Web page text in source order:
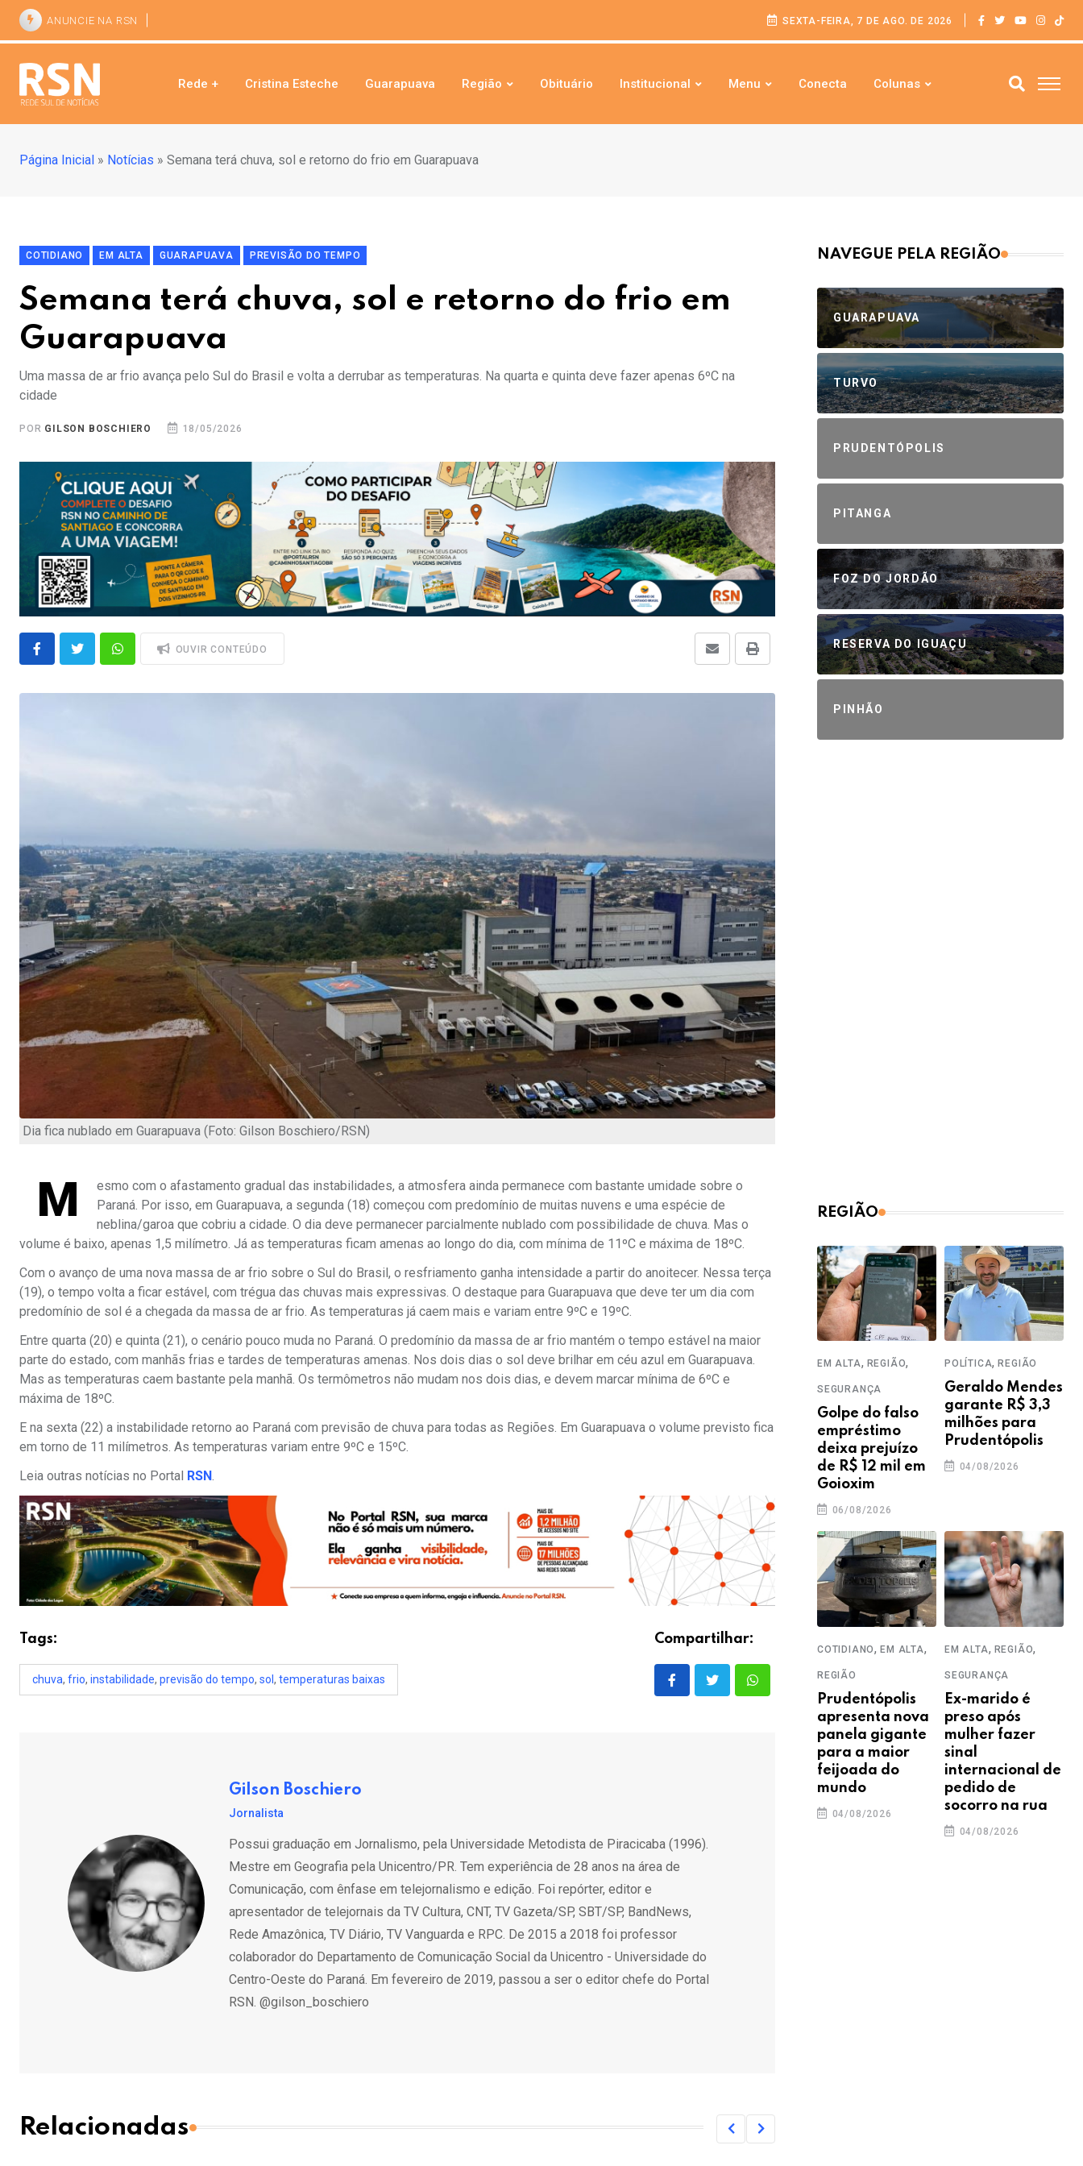
ANUNCIE NA RSN SEXTA-FEIRA, 7 DE AGO. DE 2026
Rede + Cristina Esteche Guarapuava Região Obituário Institucional Menu Conecta Colunas
Página Inicial » Notícias » Semana terá chuva, sol e retorno do frio em Guarapuava
COTIDIANO EM ALTA GUARAPUAVA PREVISÃO DO TEMPO
Semana terá chuva, sol e retorno do frio em
Guarapuava
Uma massa de ar frio avança pelo Sul do Brasil e volta a derrubar as temperaturas. Na quarta e quinta deve fazer apenas 6ºC na
cidade
POR GILSON BOSCHIERO 18/05/2026
OUVIR CONTEÚDO
Dia fica nublado em Guarapuava (Foto: Gilson Boschiero/RSN)
M
esmo com o afastamento gradual das instabilidades, a atmosfera ainda permanece com bastante umidade sobre o
Paraná. Por isso, em Guarapuava, a segunda (18) começou com predomínio de muitas nuvens e uma espécie de
neblina/garoa que cobriu a cidade. O dia deve permanecer parcialmente nublado com possibilidade de chuva. Mas o
volume é baixo, apenas 1,5 milímetro. Já as temperaturas ficam amenas ao longo do dia, com mínima de 11ºC e máxima de 18ºC.
Com o avanço de uma nova massa de ar frio sobre o Sul do Brasil, o resfriamento ganha intensidade a partir do anoitecer. Nessa terça
(19), o tempo volta a ficar estável, com trégua das chuvas mais expressivas. O destaque para Guarapuava que deve ter um dia com
predomínio de sol é a chegada da massa de ar frio. As temperaturas já caem mais e variam entre 9ºC e 19ºC.
Entre quarta (20) e quinta (21), o cenário pouco muda no Paraná. O predomínio da massa de ar frio mantém o tempo estável na maior
parte do estado, com manhãs frias e tardes de temperaturas amenas. Nos dois dias o sol deve brilhar em céu azul em Guarapuava.
Mas as temperaturas caem bastante pela manhã. Os termômetros não mudam nos dois dias, e devem marcar mínima de 6ºC e
máxima de 18ºC.
E na sexta (22) a instabilidade retorno ao Paraná com previsão de chuva para todas as Regiões. Em Guarapuava o volume previsto fica
em torno de 11 milímetros. As temperaturas variam entre 9ºC e 15ºC.
Leia outras notícias no Portal RSN.
Tags:
chuva, frio, instabilidade, previsão do tempo, sol , temperaturas baixas
Compartilhar:
Gilson Boschiero
Jornalista
Possui graduação em Jornalismo, pela Universidade Metodista de Piracicaba (1996).
Mestre em Geografia pela Unicentro/PR. Tem experiência de 28 anos na área de
Comunicação, com ênfase em telejornalismo e edição. Foi repórter, editor e
apresentador de telejornais da TV Cultura, CNT, TV Gazeta/SP, SBT/SP, BandNews,
Rede Amazônica, TV Diário, TV Vanguarda e RPC. De 2015 a 2018 foi professor
colaborador do Departamento de Comunicação Social da Unicentro - Universidade do
Centro-Oeste do Paraná. Em fevereiro de 2019, passou a ser o editor chefe do Portal
RSN. @gilson_boschiero
Relacionadas
NAVEGUE PELA REGIÃO
GUARAPUAVA
TURVO
PRUDENTÓPOLIS
PITANGA
FOZ DO JORDÃO
RESERVA DO IGUAÇU
PINHÃO
REGIÃO
EM ALTA, REGIÃO,
SEGURANÇA
Golpe do falso
empréstimo
deixa prejuízo
de R$ 12 mil em
Goioxim
06/08/2026
POLÍTICA,REGIÃO
Geraldo Mendes
garante R$ 3,3
milhões para
Prudentópolis
04/08/2026
COTIDIANO,EM ALTA,
REGIÃO
Prudentópolis
apresenta nova
panela gigante
para a maior
feijoada do
mundo
04/08/2026
EM ALTA, REGIÃO,
SEGURANÇA
Ex-marido é
preso após
mulher fazer
sinal
internacional de
pedido de
socorro na rua
04/08/2026